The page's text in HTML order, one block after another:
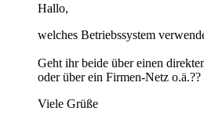
Hallo,
welches Betriebssystem
Geht ihr beide über einen
oder über ein Firmen-Netz o.ä.??
Viele Grüße